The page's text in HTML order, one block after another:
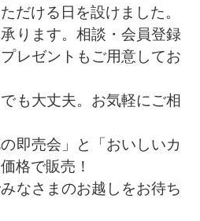
だける日を設けました。
ります。相談・会員登録
レゼントもご用意してお
も大丈夫。お気軽にご相
即売会」と「おいしいカ
格で販売！
なさまのお越しをお待ち